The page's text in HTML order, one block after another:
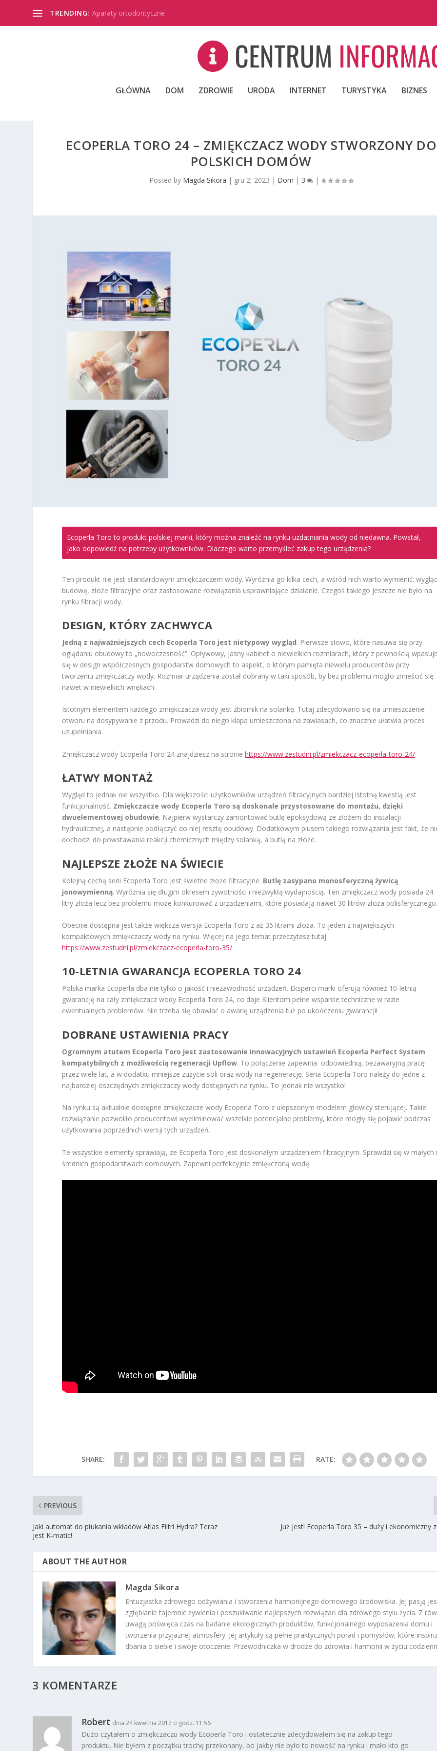
TRENDING: Aparaty ortodontyczne
GŁÓWNA DOM ZDROWIE URODA INTERNET TURYSTYKA BIZNES
ECOPERLA TORO 24 – ZMIĘKCZACZ WODY STWORZONY DO
POLSKICH DOMÓW
Posted by Magda Sikora | gru 2, 2023 | Dom | 3 |
Ecoperla Toro to produkt polskiej marki, który można znaleźć na rynku uzdatniania wody od niedawna. Powstał,
jako odpowiedź na potrzeby użytkowników. Dlaczego warto przemyśleć zakup tego urządzenia?
Ten produkt nie jest standardowym zmiękczaczem wody. Wyróżnia go kilka cech, a wśród nich warto wymienić:
budowę, złoże filtracyjne oraz zastosowane rozwiązania usprawniające działanie. Czegoś takiego jeszcze nie było na
rynku filtracji wody.
DESIGN, KTÓRY ZACHWYCA
Jedną z najważniejszych cech Ecoperla Toro jest nietypowy wygląd. Pierwsze słowo, które nasuwa się przy
oglądaniu obudowy to „nowoczesność”. Opływowy, jasny kabinet o niewielkich rozmiarach, który z pewnością
się w design współczesnych gospodarstw domowych to aspekt, o którym pamięta niewielu producentów przy
tworzeniu zmiękczaczy wody. Rozmiar urządzenia został dobrany w taki sposób, by bez problemu mogło zmieścić się
nawet w niewielkich wnękach.
Istotnym elementem każdego zmiękczacza wody jest zbiornik na solankę. Tutaj zdecydowano się na umieszczenie
otworu na dosypywanie z przodu. Prowadzi do niego klapa umieszczona na zawiasach, co znacznie ułatwia proces
uzupełniania.
Zmiękczacz wody Ecoperla Toro 24 znajdziesz na stroniehttps://www.zestudni.pl/zmiekczacz-ecoperla-toro-24/
ŁATWY MONTAŻ
Wygląd to jednak nie wszystko. Dla większości użytkowników urządzeń filtracyjnych bardziej istotną kwestią jest
funkcjonalność. Zmiękczacze wody Ecoperla Toro są doskonale przystosowane do montażu, dzięki
dwuelementowej obudowie. Najpierw wystarczy zamontować butlę epoksydową ze złożem do instalacji
hydraulicznej, a następnie podłączyć do niej resztę obudowy. Dodatkowym plusem takiego rozwiązania jest fakt, że
dochodzi do powstawania reakcji chemicznych między solanką, a butlą na złoże.
NAJLEPSZE ZŁOŻE NA ŚWIECIE
Kolejną cechą serii Ecoperla Toro jest świetne złoże filtracyjne. Butlę zasypano monosferyczną żywicą
jonowymienną. Wyróżnia się długim okresem żywotności i niezwykłą wydajnością. Ten zmiękczacz wody posiada 24
litry złoża lecz bez problemu może konkurować z urządzeniami, które posiadają nawet 30 litrów złoża
Obecnie dostępna jest także większa wersja Ecoperla Toro z aż 35 litrami złoża. To jeden z największych
kompaktowych zmiękczaczy wody na rynku. Więcej na jego temat przeczytasz tutaj:
https://www.zestudni.pl/zmiekczacz-ecoperla-toro-35/
10-LETNIA GWARANCJA ECOPERLA TORO 24
Polska marka Ecoperla dba nie tylko o jakość i niezawodność urządzeń. Eksperci marki oferują również 10-letnią
gwarancję na cały zmiękczacz wody Ecoperla Toro 24, co daje Klientom pełne wsparcie techniczne w razie
ewentualnych problemów. Nie trzeba się obawiać o awarię urządzenia tuż po ukończeniu gwarancji!
DOBRANE USTAWIENIA PRACY
Ogromnym atutem Ecoperla Toro jest zastosowanie innowacyjnych ustawień Ecoperla Perfect System
kompatybilnych z możliwością regeneracji Upflow. To połączenie zapewnia odpowiednią, bezawaryjną pracę
przez wiele lat, a w dodatku mniejsze zużycie soli oraz wody na regenerację. Seria Ecoperla Toro należy do jedne z
najbardziej oszczędnych zmiękczaczy wody dostępnych na rynku. To jednak nie wszystko!
Na rynku są aktualnie dostępne zmiękczacze wody Ecoperla Toro z ulepszonym modelem głowicy sterującej. Takie
rozwiązanie pozwoliło producentowi wyeliminować wszelkie potencjalne problemy, które mogły się pojawić podczas
użytkowania poprzednich wersji tych urządzeń.
Te wszystkie elementy sprawiają, ze Ecoperla Toro jest doskonałym urządzeniem filtracyjnym. Sprawdzi się w małych
średnich gospodarstwach domowych. Zapewni perfekcyjnie zmiękczoną wodę.
SHARE: RATE:
PREVIOUS
Jaki automat do płukania wkładów Atlas Filtri Hydra? Teraz
jest K-matic!
Już jest! Ecoperla Toro 35 – duży i ekonomiczny
ABOUT THE AUTHOR
Magda Sikora
Entuzjastka zdrowego odżywiania i stworzenia harmonijnego domowego środowiska. Jej pasją
zgłębianie tajemnic żywienia i poszukiwanie najlepszych rozwiązań dla zdrowego stylu życia. Z
uwagą poświęca czas na badanie ekologicznych produktów, funkcjonalnego wyposażenia domu i
tworzenia przyjaznej atmosfery. Jej artykuły są pełne praktycznych porad i pomysłów, które
dbania o siebie i swoje otoczenie. Przewodniczka w drodze do zdrowia i harmonii w życiu
3 KOMENTARZE
Robert dnia 24 kwietnia 2017 o godz. 11:56
Dużo czytałem o zmiękczaczu wody Ecoperla Toro i ostatecznie zdecydowałem się na zakup tego
produktu. Nie byłem z początku trochę przekonany, bo jakby nie było to nowość na rynku i mało kto go